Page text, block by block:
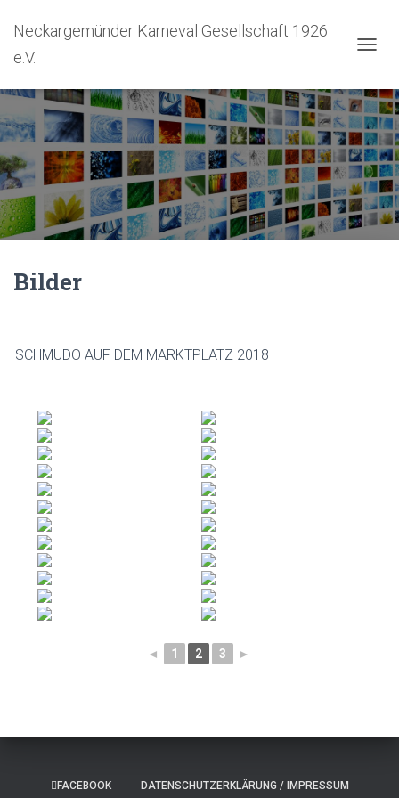
Neckargemünder Karneval Gesellschaft 1926
e.V.
Bilder
SCHMUDO AUF DEM MARKTPLATZ 2018
◄ 1 2 3 ►
FACEBOOK DATENSCHUTZERKLÄRUNG / IMPRESSUM